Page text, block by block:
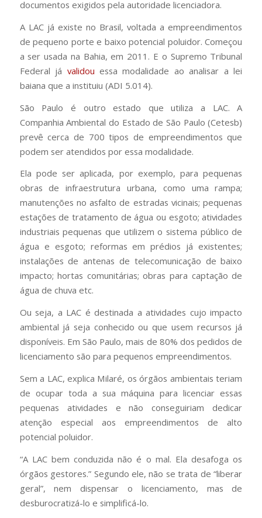
documentos exigidos pela autoridade licenciadora.
A LAC já existe no Brasil, voltada a empreendimentos
de pequeno porte e baixo potencial poluidor. Começou
a ser usada na Bahia, em 2011. E o Supremo Tribunal
Federal já validou essa modalidade ao analisar a lei
baiana que a instituiu (ADI 5.014).
São Paulo é outro estado que utiliza a LAC. A
Companhia Ambiental do Estado de São Paulo (Cetesb)
prevê cerca de 700 tipos de empreendimentos que
podem ser atendidos por essa modalidade.
Ela pode ser aplicada, por exemplo, para pequenas
obras de infraestrutura urbana, como uma rampa;
manutenções no asfalto de estradas vicinais; pequenas
estações de tratamento de água ou esgoto; atividades
industriais pequenas que utilizem o sistema público de
água e esgoto; reformas em prédios já existentes;
instalações de antenas de telecomunicação de baixo
impacto; hortas comunitárias; obras para captação de
água de chuva etc.
Ou seja, a LAC é destinada a atividades cujo impacto
ambiental já seja conhecido ou que usem recursos já
disponíveis. Em São Paulo, mais de 80% dos pedidos de
licenciamento são para pequenos empreendimentos.
Sem a LAC, explica Milaré, os órgãos ambientais teriam
de ocupar toda a sua máquina para licenciar essas
pequenas atividades e não conseguiriam dedicar
atenção especial aos empreendimentos de alto
potencial poluidor.
“A LAC bem conduzida não é o mal. Ela desafoga os
órgãos gestores.” Segundo ele, não se trata de “liberar
geral”, nem dispensar o licenciamento, mas de
desburocratizá-lo e simplificá-lo.